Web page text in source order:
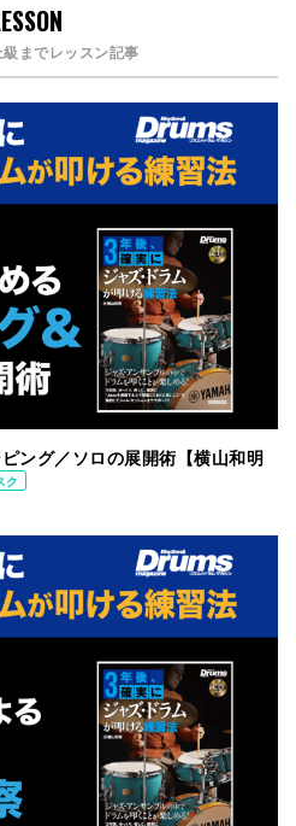
までレッスン記事
ング／ソロの展開術【横山和明
ク